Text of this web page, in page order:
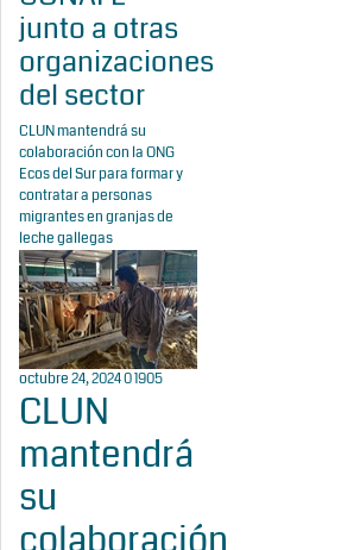
junto a otras
organizaciones
del sector
CLUN mantendrá su
colaboración con la ONG
Ecos del Sur para formar y
contratar a personas
migrantes en granjas de
leche gallegas
octubre 24, 202401905
CLUN
mantendrá
su